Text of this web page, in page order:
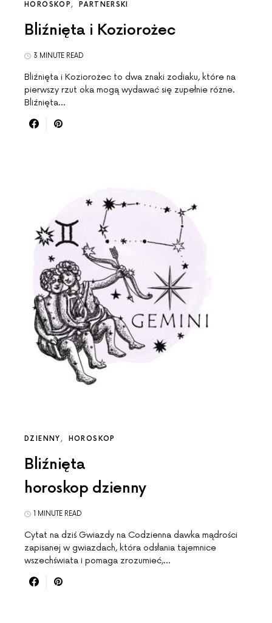
HOROSKOP PARTNERSKI
Bliźnięta i Koziorożec
3 MINUTE READ
Bliźnięta i Koziorożec to dwa znaki zodiaku, które na
pierwszy rzut oka mogą wydawać się zupełnie różne.
Bliźnięta…
DZIENNY HOROSKOP
Bliźnięta
horoskop dzienny
1 MINUTE READ
Cytat na dziś Gwiazdy na Codzienna dawka mądrości
zapisanej w gwiazdach, która odsłania tajemnice
wszechświata i pomaga zrozumieć,…